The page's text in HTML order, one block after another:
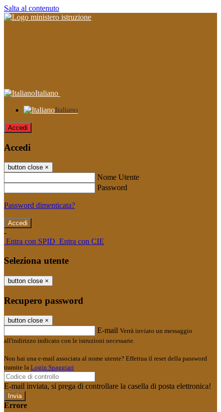
Salta al contenuto
Italiano
Italiano
Accedi
Accedi
button close ×
Nome Utente
Password
Password dimenticata?
-
Entra con SPID Entra con CIE
Seleziona utente
button close ×
Recupero password
button close ×
E-mail Verrà inviato un messaggio
all'indirizzo indicato con le istruzioni necessarie.
Non hai una e-mail associata al nome utente? Effettua il reset della password
tramite la Login Spaggiari
E-mail inviata, si prega di controllare la casella di posta elettronica!
Errore